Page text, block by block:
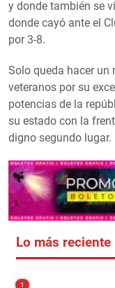
y donde también se
donde cayó ante el
por 3-8.
Solo queda hacer un
veteranos por su
potencias de la
su estado con la
digno segundo lugar.
Lo más reciente
1